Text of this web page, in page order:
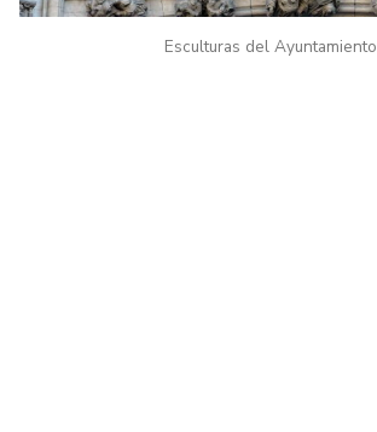
Esculturas del Ayuntamiento